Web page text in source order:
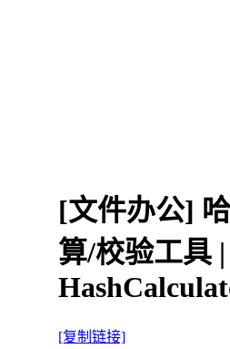
[文件办公]
算/校验工具 |
[复制链接]